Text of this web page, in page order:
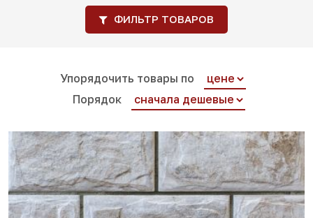
ФИЛЬТР ТОВАРОВ
Упорядочить товары по
Порядок